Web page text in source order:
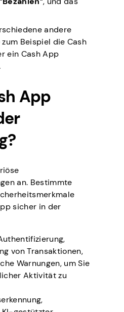
andere
Beispiel die Cash
ein Cash App
App
an. Bestimmte
sicher in der
von Transaktionen,
Warnungen, um Sie
Aktivität zu